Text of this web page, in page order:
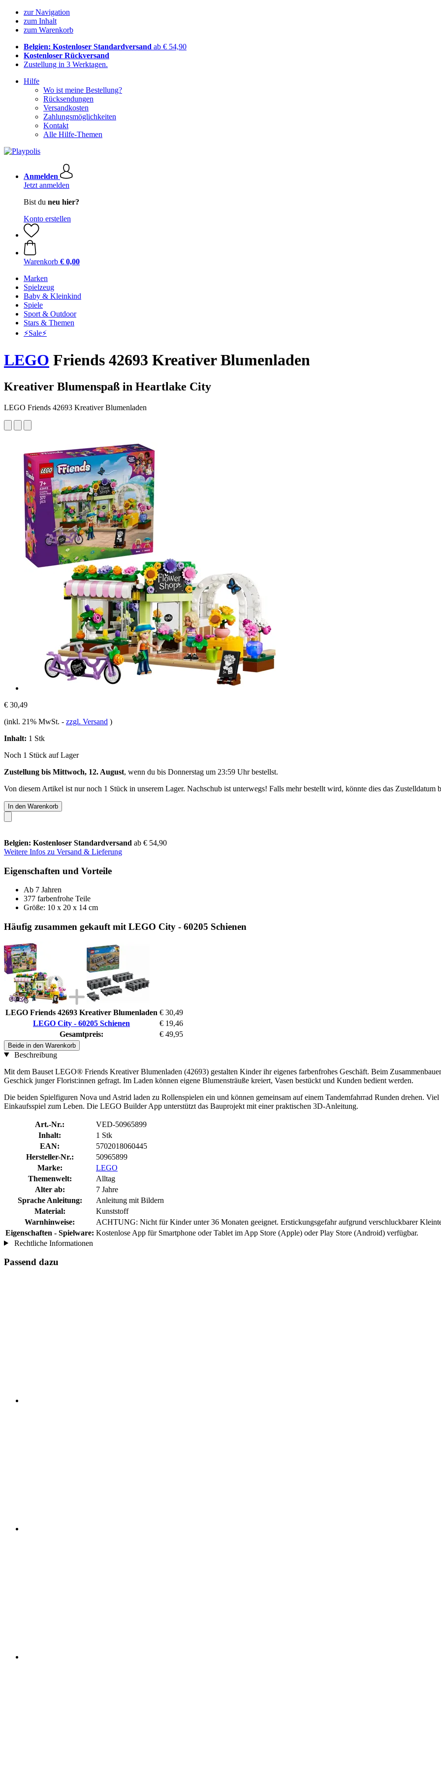
zur Navigation
zum Inhalt
zum Warenkorb
Belgien: Kostenloser Standardversand ab € 54,90
Kostenloser Rückversand
Zustellung in 3 Werktagen.
Hilfe
Wo ist meine Bestellung?
Rücksendungen
Versandkosten
Zahlungsmöglichkeiten
Kontakt
Alle Hilfe-Themen
Anmelden
Jetzt anmelden
Bist du neu hier?
Konto erstellen
Warenkorb € 0,00
Marken
Spielzeug
Baby & Kleinkind
Spiele
Sport & Outdoor
Stars & Themen
⚡️Sale⚡️
LEGO Friends 42693 Kreativer Blumenladen
Kreativer Blumenspaß in Heartlake City
LEGO Friends 42693 Kreativer Blumenladen
€ 30,49
(inkl. 21% MwSt. - zzgl. Versand )
Inhalt: 1 Stk
Noch 1 Stück auf Lager
Zustellung bis Mittwoch, 12. August, wenn du bis Donnerstag um 23:59 Uhrbestellst.
Von diesem Artikel ist nur noch 1 Stück in unserem Lager. Nachschub ist unterwegs! Falls mehr bestellt wird, könnte dies das Zustelldatum
In den Warenkorb
Belgien: Kostenloser Standardversand ab € 54,90
Weitere Infos zu Versand & Lieferung
Eigenschaften und Vorteile
Ab 7 Jahren
377 farbenfrohe Teile
Größe: 10 x 20 x 14 cm
Häufig zusammen gekauft mit LEGO City - 60205 Schienen
LEGO Friends 42693 Kreativer Blumenladen € 30,49
LEGO City - 60205 Schienen
€ 19,46
Gesamtpreis:
€ 49,95
Beide in den Warenkorb
Beschreibung
Mit dem Bauset LEGO® Friends Kreativer Blumenladen (42693) gestalten Kinder ihr eigenes farbenfrohes Geschäft. Beim
Geschick junger Florist:innen gefragt. Im Laden können eigene Blumensträuße kreiert, Vasen bestückt und Kunden bedient werden.
Die beiden Spielfiguren Nova und Astrid laden zu Rollenspielen ein und können gemeinsam auf einem Tandemfahrrad Runden drehen.
Einkaufsspiel zum Leben. Die LEGO Builder App unterstützt das Bauprojekt mit einer praktischen 3D-Anleitung.
Art.-Nr.:
VED-50965899
Inhalt:
1 Stk
EAN:
5702018060445
Hersteller-Nr.:
50965899
Marke:
LEGO
Themenwelt:
Alltag
Alter ab:
7 Jahre
Sprache Anleitung:
Anleitung mit Bildern
Material:
Kunststoff
Warnhinweise:
ACHTUNG: Nicht für Kinder unter 36 Monaten geeignet. Erstickungsgefahr aufgrund verschluckbarer
Eigenschaften - Spielware: Kostenlose App für Smartphone oder Tablet im App Store (Apple) oder Play Store (Android) verfügbar.
Rechtliche Informationen
Passend dazu